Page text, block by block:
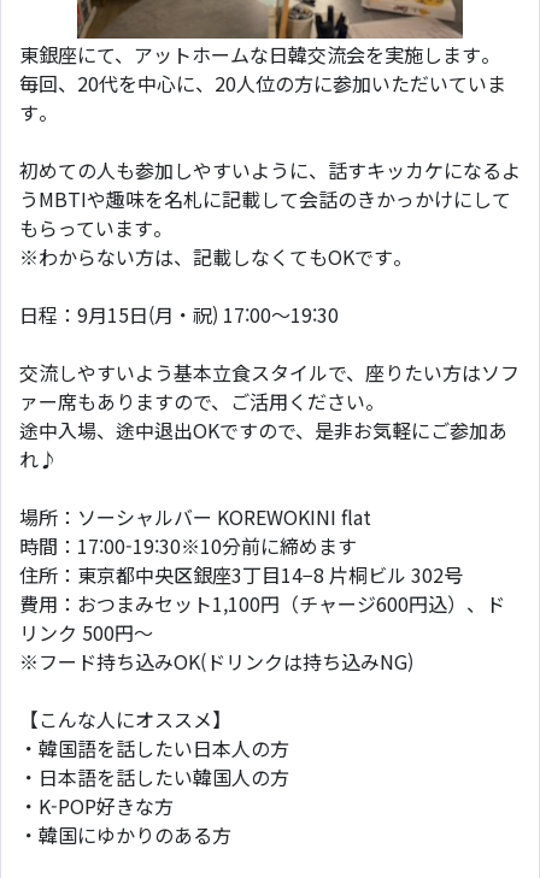
東銀座にて、アットホームな日韓交流会を実施します。
毎回、20代を中心に、20人位の方に参加いただいていま
す。
初めての人も参加しやすいように、話すキッカケになるよ
うMBTIや趣味を名札に記載して会話のきかっかけにして
もらっています。
※わからない方は、記載しなくてもOKです。
日程：9月15日(月・祝) 17:00～19:30
交流しやすいよう基本立食スタイルで、座りたい方はソフ
ァー席もありますので、ご活用ください。
途中入場、途中退出OKですので、是非お気軽にご参加あ
れ♪
場所：ソーシャルバー KOREWOKINI flat
時間：17:00-19:30※10分前に締めます
住所：東京都中央区銀座3丁目14−8 片桐ビル 302号
費用：おつまみセット1,100円（チャージ600円込）、ド
リンク 500円〜
※フード持ち込みOK(ドリンクは持ち込みNG)
【こんな人にオススメ】
・韓国語を話したい日本人の方
・日本語を話したい韓国人の方
・K-POP好きな方
・韓国にゆかりのある方